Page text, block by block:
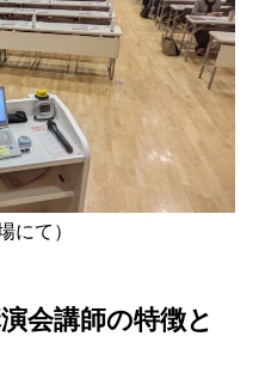
にて）
会講師の特徴と